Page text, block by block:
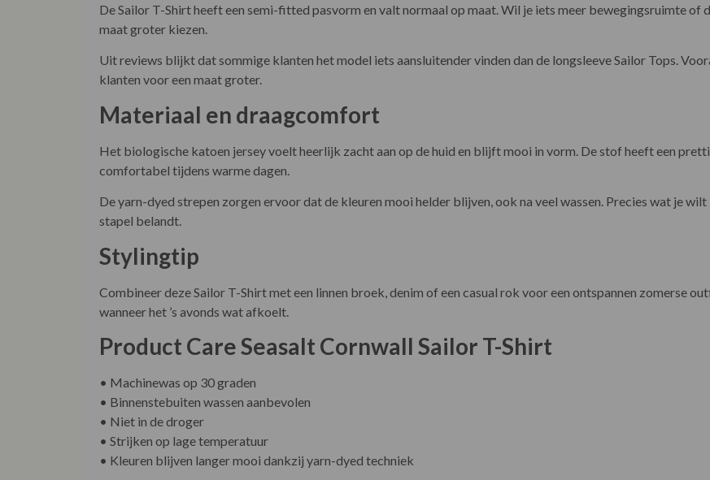
De Sailor T-Shirt heeft een semi-fitted pasvorm en valt normaal op maat. Wil je iets meer bewegingsruimte of
maat groter kiezen.
Uit reviews blijkt dat sommige klanten het model iets aansluitender vinden dan de longsleeve Sailor Tops.
klanten voor een maat groter.
Materiaal en draagcomfort
Het biologische katoen jersey voelt heerlijk zacht aan op de huid en blijft mooi in vorm. De stof heeft een
comfortabel tijdens warme dagen.
De yarn-dyed strepen zorgen ervoor dat de kleuren mooi helder blijven, ook na veel wassen. Precies wat je
stapel belandt.
Stylingtip
Combineer deze Sailor T-Shirt met een linnen broek, denim of een casual rok voor een ontspannen zomerse
wanneer het ’s avonds wat afkoelt.
Product Care Seasalt Cornwall Sailor T-Shirt
• Machinewas op 30 graden
• Binnenstebuiten wassen aanbevolen
• Niet in de droger
• Strijken op lage temperatuur
• Kleuren blijven langer mooi dankzij yarn-dyed techniek